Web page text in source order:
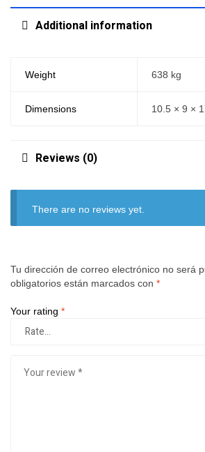
Additional information
Weight 638 kg
Dimensions 10.5 × 9 ×
Reviews (0)
There are no reviews yet.
Tu dirección de correo electrónico no será
obligatorios están marcados con *
Your rating *